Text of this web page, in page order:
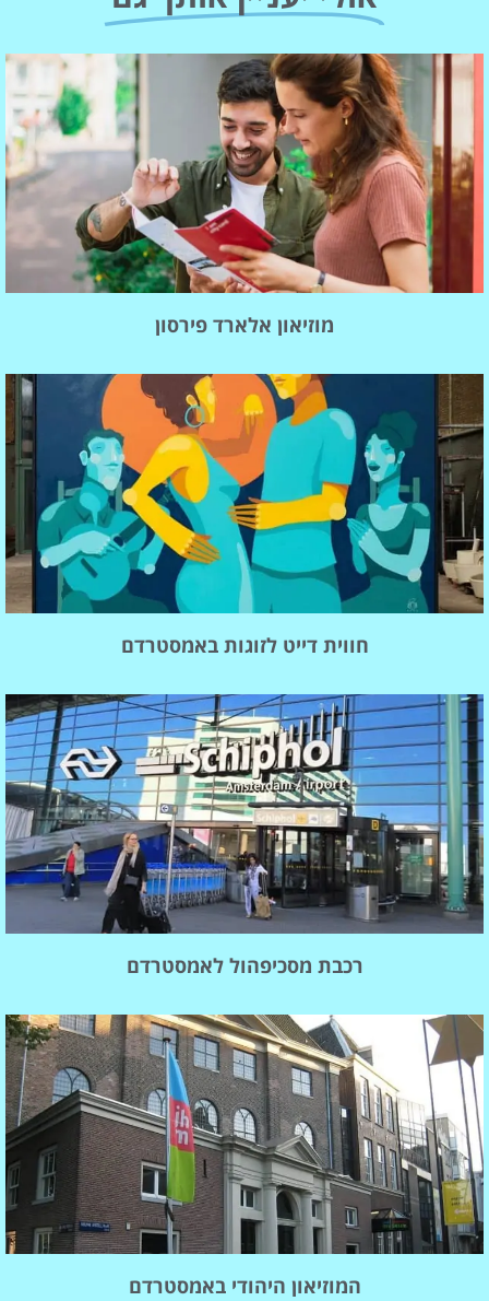
מוזיאון אלארד פירסון
חווית דייט לזוגות באמסטרדם
רכבת מסכיפהול לאמסטרדם
המוזיאון היהודי באמסטרדם